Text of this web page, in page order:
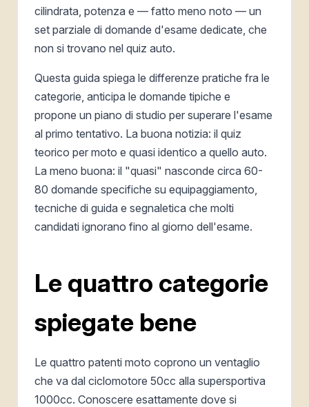
cilindrata, potenza e — fatto meno noto — un
set parziale di domande d'esame dedicate, che
non si trovano nel quiz auto.
Questa guida spiega le differenze pratiche fra le
categorie, anticipa le domande tipiche e
propone un piano di studio per superare l'esame
al primo tentativo. La buona notizia: il quiz
teorico per moto e quasi identico a quello auto.
La meno buona: il "quasi" nasconde circa 60-
80 domande specifiche su equipaggiamento,
tecniche di guida e segnaletica che molti
candidati ignorano fino al giorno dell'esame.
Le quattro categorie
spiegate bene
Le quattro patenti moto coprono un ventaglio
che va dal ciclomotore 50cc alla supersportiva
1000cc. Conoscere esattamente dove si